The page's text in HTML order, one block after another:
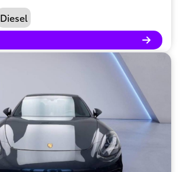
Diesel